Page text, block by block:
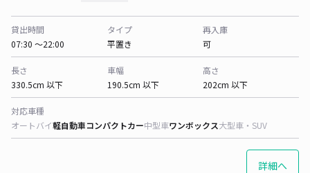
貸出時間
07:30 〜22:00
タイプ
平置き
再入庫
可
長さ
330.5cm 以下
車幅
190.5cm 以下
高さ
202cm 以下
対応車種
オートバイ軽自動車コンパクトカー中型車ワンボックス大型車・SUV
詳細へ